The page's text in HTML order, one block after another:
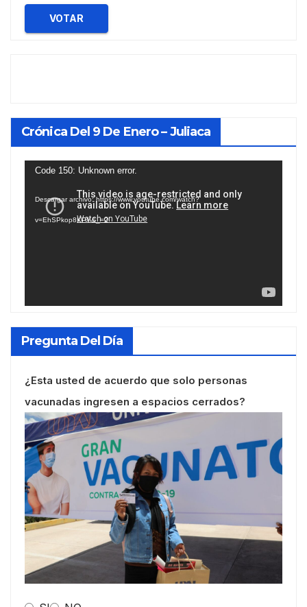
VOTAR
Crónica Del 9 De Enero – Juliaca
Reproductor
vídeo
Code 150: Unknown error.
Descargar archivo: https://www.youtube.com/watch?
v=EhSPkop8KPY&_=2
Pregunta Del Día
¿Esta usted de acuerdo que solo personas
vacunadas ingresen a espacios cerrados?